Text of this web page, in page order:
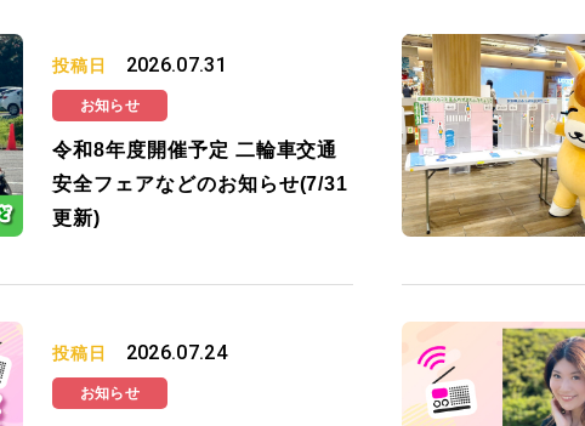
投稿日 2026.07.31
お知らせ
令和8年度開催予定 二輪車交通
安全フェアなどのお知らせ(7/31
更新)
投稿日 2026.07.24
お知らせ